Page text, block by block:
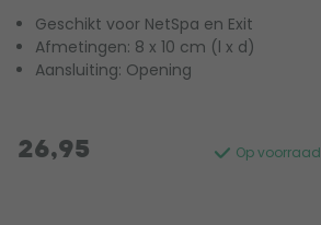
Geschikt voor NetSpa en Exit
Afmetingen: 8 x 10 cm (l x d)
Aansluiting: Opening
Op voorraad
26,95